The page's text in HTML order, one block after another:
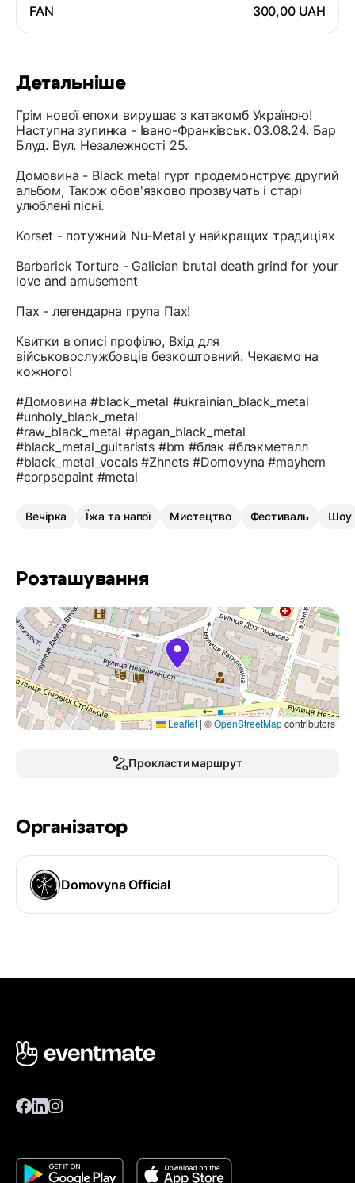
FAN 300,00 UAH
Детальніше
Грім нової епохи вирушає з катакомб Україною!
Наступна зупинка - Івано-Франківськ. 03.08.24. Бар
Блуд. Вул. Незалежності 25.
Домовина - Black metal гурт продемонструє другий
альбом, Також обов'язково прозвучать і старі
улюблені пісні.
Korset - потужний Nu-Metal у найкращих традиціях
Barbarick Torture - Galician brutal death grind for your
love and amusement
Пах - легендарна група Пах!
Квитки в описі профілю, Вхід для
військовослужбовців безкоштовний. Чекаємо на
кожного!
#Домовина #black_metal #ukrainian_black_metal
#unholy_black_metal
#raw_black_metal #pagan_black_metal
#black_metal_guitarists #bm #блэк #блэкметалл
#black_metal_vocals #Zhnets #Domovyna #mayhem
#corpsepaint #metal
Вечірка Їжа та напої Мистецтво Фестиваль Шоу
Розташування
Leaflet | ©OpenStreetMapcontributors
Прокласти маршрут
Організатор
Domovyna Official